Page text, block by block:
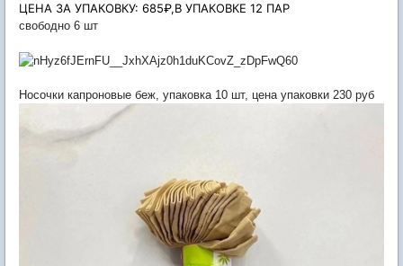
ЦЕНА ЗА УПАКОВКУ: 685₽,В УПАКОВКЕ 12 ПАР
свободно 6 шт
Носочки капроновые беж, упаковка 10 шт, цена упаковки 230 руб